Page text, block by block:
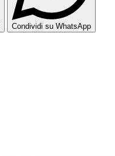
Condividi su WhatsApp